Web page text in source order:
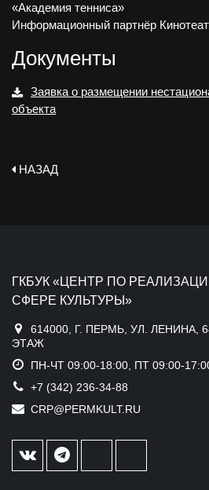
«Академия тенниса»
Информационный партнёр
Документы
Заявка о размещении
объекта
НАЗАД
ГКБУК «ЦЕНТР ПО
СФЕРЕ КУЛЬТУРЫ»
614000, Г. ПЕРМЬ, УЛ. ЛЕНИНА,
ЭТАЖ
ПН-ЧТ 09:00-18:00, ПТ 09:00-
+7 (342) 236-34-88
CRP@PERMKULT.RU